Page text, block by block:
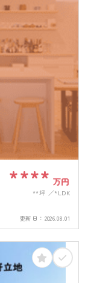
**** 万円
**坪 *LDK
更新日： 2026.08.01